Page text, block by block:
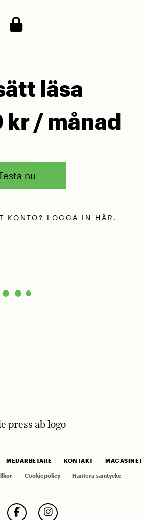
läsa
kr / månad
nu
KONTO? LOGGA IN HÄR.
MEDARBETARE KONTAKT MAGASINET
Cookiepolicy Hantera samtycke